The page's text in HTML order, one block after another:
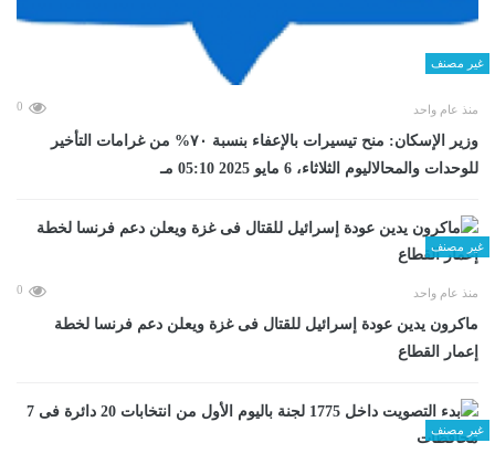
غير مصنف
منذ عام واحد 0
وزير الإسكان: منح تيسيرات بالإعفاء بنسبة ٧٠% من غرامات التأخير
للوحدات والمحالاليوم الثلاثاء، 6 مايو 2025 05:10 مـ
غير مصنف
منذ عام واحد 0
ماكرون يدين عودة إسرائيل للقتال فى غزة ويعلن دعم فرنسا لخطة
إعمار القطاع
غير مصنف